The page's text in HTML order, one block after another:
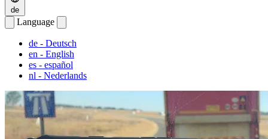
de
Language
de - Deutsch
en - English
es - español
nl - Nederlands